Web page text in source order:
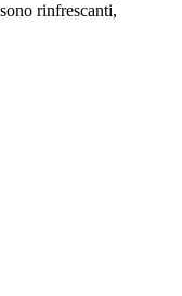
rinfrescanti,